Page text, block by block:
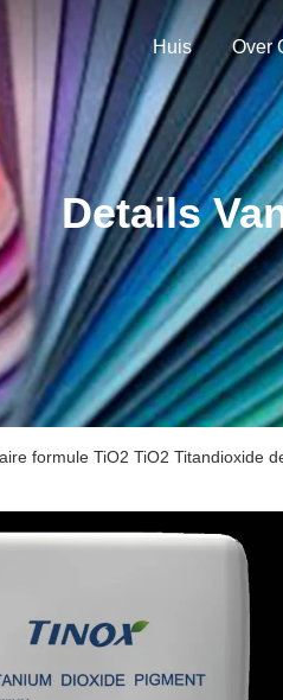
Huis Over
Details
formule TiO2 TiO2 Titandioxide